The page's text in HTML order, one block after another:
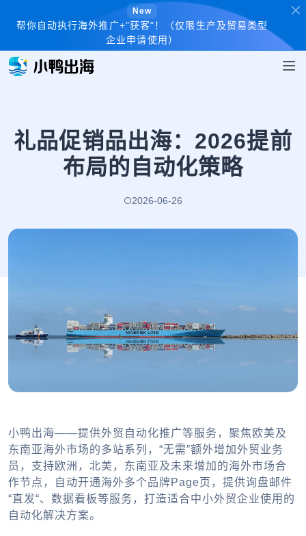
New
帮你自动执行海外推广+"获客"！（仅限生产及贸易类型
企业申请使用）
礼品促销品出海：2026提前
布局的自动化策略
2026-06-26
小鸭出海——提供外贸自动化推广等服务，聚焦欧美及
东南亚海外市场的多站系列，“无需”额外增加外贸业务
员，支持欧洲，北美，东南亚及未来增加的海外市场合
作节点，自动开通海外多个品牌Page页，提供询盘邮件
“直发“、数据看板等服务，打造适合中小外贸企业使用的
自动化解决方案。